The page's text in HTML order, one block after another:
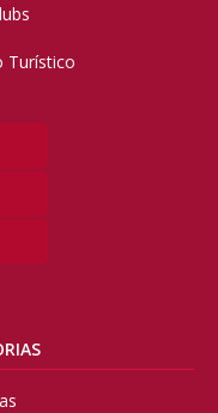
Turístico